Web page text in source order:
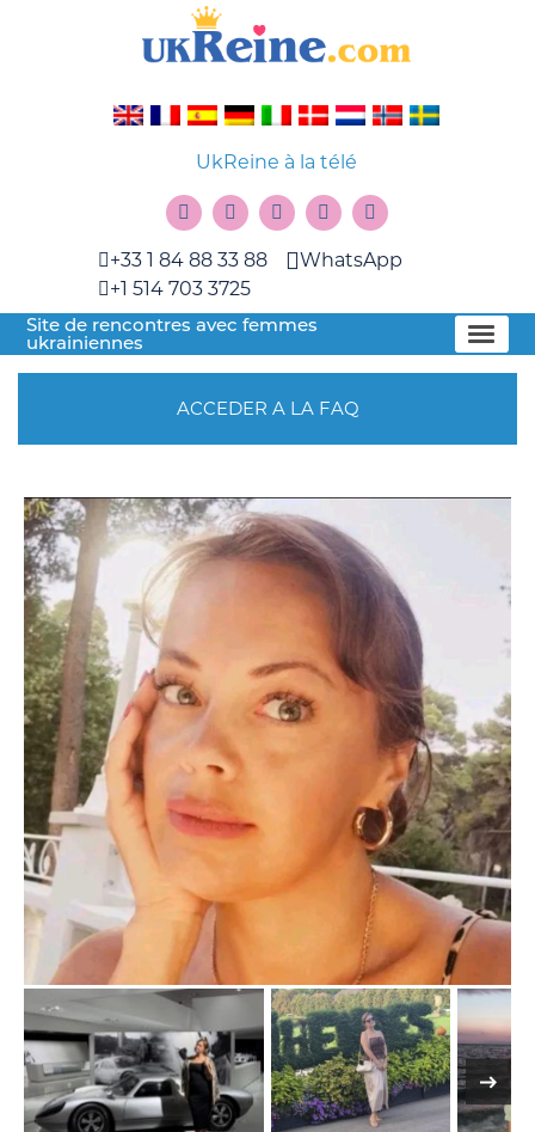
UkReine à la télé
+33 1 84 88 33 88
+1 514 703 3725
WhatsApp
Site de rencontres avec femmes
ukrainiennes
ACCEDER A LA FAQ